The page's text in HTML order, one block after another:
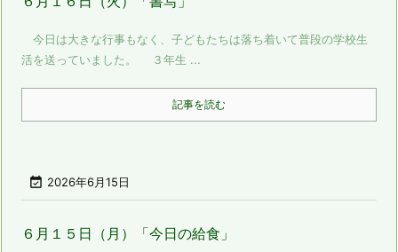
今日は大きな行事もなく、子どもたちは落ち着いて普段の学校生
活を送っていました。 ３年生 ...
記事を読む
 2026年6月15日
６月１５日（月）「今日の給食」